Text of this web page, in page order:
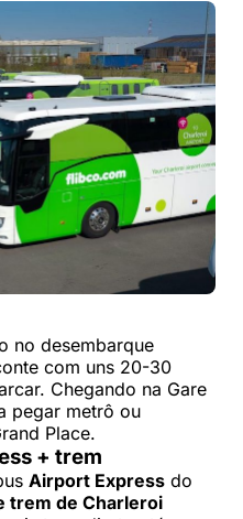
no desembarque
com uns 20-30
Chegando na Gare
pegar metrô ou
Place.
+ trem
Airport Express do
trem de Charleroi